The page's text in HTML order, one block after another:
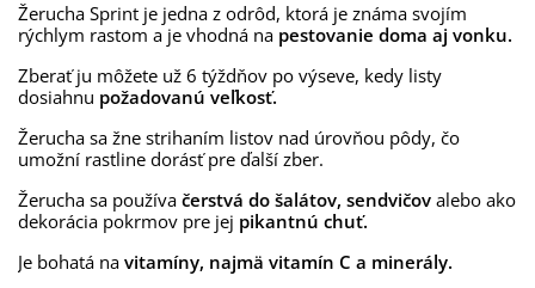
Žerucha Sprint je jedna z odrôd, ktorá je známa svojím
rýchlym rastom a je vhodná na pestovanie doma aj vonku.
Zberať ju môžete už 6 týždňov po výseve, kedy listy
dosiahnu požadovanú veľkosť.
Žerucha sa žne strihaním listov nad úrovňou pôdy, čo
umožní rastline dorásť pre ďalší zber.
Žerucha sa používa čerstvá do šalátov, sendvičov alebo ako
dekorácia pokrmov pre jej pikantnú chuť.
Je bohatá na vitamíny, najmä vitamín C a minerály.